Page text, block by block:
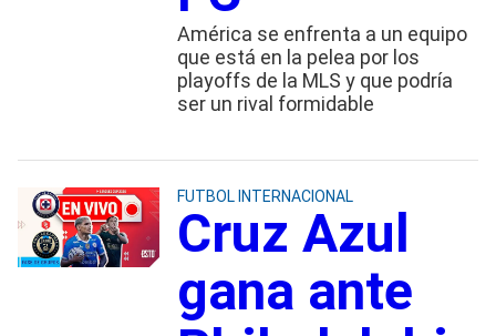
América se enfrenta a un equipo
que está en la pelea por los
playoffs de la MLS y que podría
ser un rival formidable
FUTBOL INTERNACIONAL
Cruz Azul
gana ante